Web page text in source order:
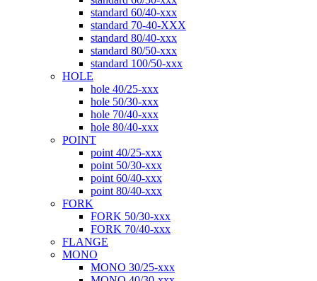
standard 60/40-xxx
standard 70-40-XXX
standard 80/40-xxx
standard 80/50-xxx
standard 100/50-xxx
HOLE
hole 40/25-xxx
hole 50/30-xxx
hole 70/40-xxx
hole 80/40-xxx
POINT
point 40/25-xxx
point 50/30-xxx
point 60/40-xxx
point 80/40-xxx
FORK
FORK 50/30-xxx
FORK 70/40-xxx
FLANGE
MONO
MONO 30/25-xxx